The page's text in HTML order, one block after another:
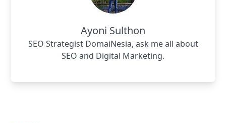
Ayoni Sulthon
SEO Strategist DomaiNesia, ask me all about
SEO and Digital Marketing.